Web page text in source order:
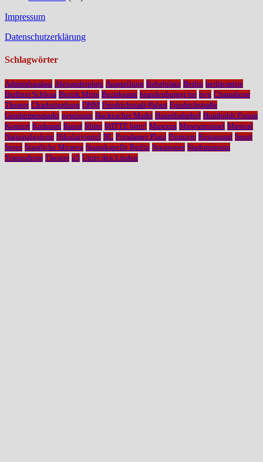
Impressum
Datenschutzerklärung
Schlagwörter
Admiralspalast Alexanderplatz Ausstellung Bebelplatz Berlin berlin-mitte
Berliner Schloss Bezirk Mitte Bezirksamt brandenburger tor bvg Chamäleon
Theater Charlottenburg DHM Friedrichstadt-Palast Friedrichstraße
Gendarmenmarkt gewinnen Hackescher Markt Hauptbahnhof Humboldt Forum
Konzert Kudamm Kunst Mitte MITTE bitte! Museum Museumsinsel Musical
Nationalgalerie Nikolaiviertel NL Potsdamer Platz Premiere Restaurant Senat
Spree Staatliche Museen Staatskapelle Berlin Staatsoper Stadtmuseum
Tempodrom Theater u5 Unter den Linden